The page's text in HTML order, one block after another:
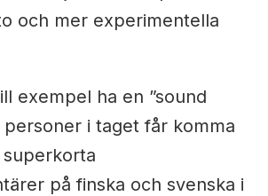
och mer experimentella
exempel ha en ”sound
personer i taget får komma
på finska och svenska i